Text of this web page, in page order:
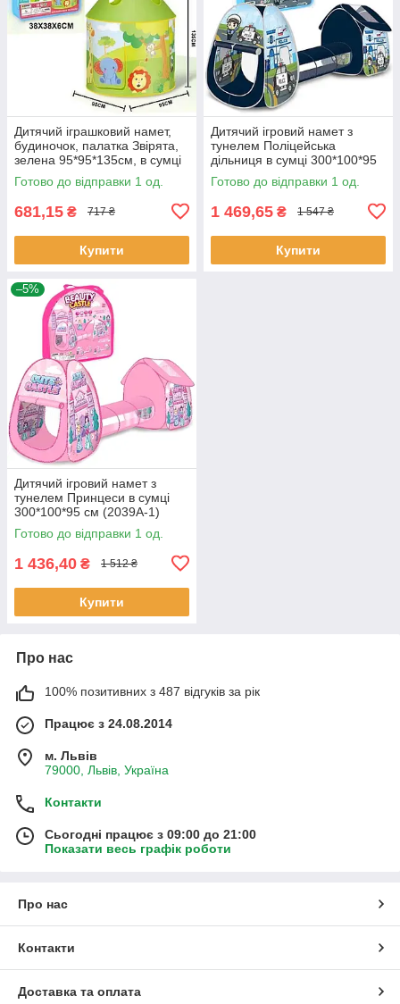
Дитячий іграшковий намет,
будиночок, палатка Звірята,
зелена 95*95*135см, в сумці
(2030 BB-1)
Готово до відправки 1 од.
681,15 ₴ 717 ₴
Купити
Дитячий ігровий намет з
тунелем Поліцейська
дільниця в сумці 300*100*95
см (2051A-1)
Готово до відправки 1 од.
1 469,65 ₴ 1 547 ₴
Купити
–5%
Дитячий ігровий намет з
тунелем Принцеси в сумці
300*100*95 см (2039A-1)
Готово до відправки 1 од.
1 436,40 ₴ 1 512 ₴
Купити
Про нас
100% позитивних з 487 відгуків за рік
Працює з 24.08.2014
м. Львів
79000, Львів, Україна
Контакти
Сьогодні працює з 09:00 до 21:00
Показати весь графік роботи
Про нас
Контакти
Доставка та оплата